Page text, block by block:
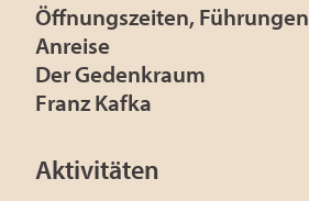
Öffnungszeiten, Führungen
Anreise
Der Gedenkraum
Franz Kafka
Aktivitäten